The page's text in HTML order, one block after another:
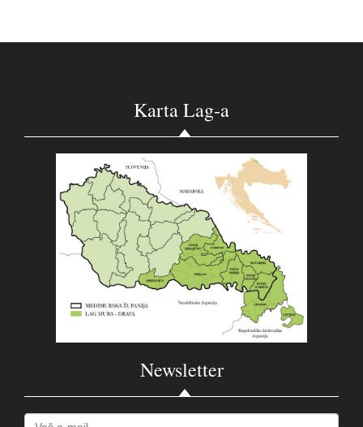
Karta Lag-a
Newsletter